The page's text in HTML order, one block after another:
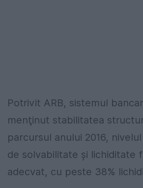
Potrivit ARB, sistemul
menţinut stabilitatea
parcursul anului 2016,
de solvabilitate şi lichiditate
adecvat, cu peste 38%